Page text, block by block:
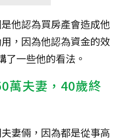
他認為買房產會造成他
，因為他認為資金的效
了一些他的看法。
萬夫妻，40歲終
妻倆，因為都是從事高